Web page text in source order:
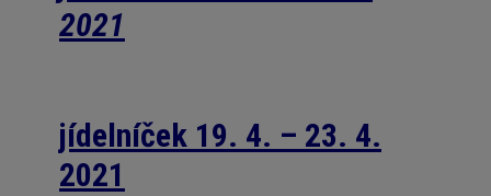
2021
jídelníček 19. 4. – 23. 4.
2021